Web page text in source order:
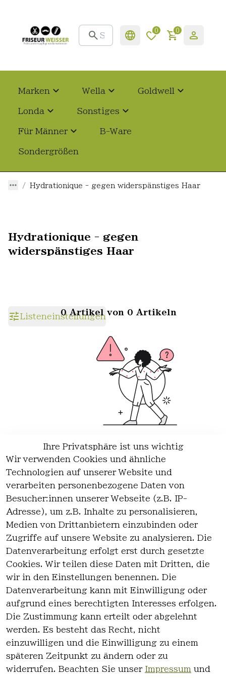
0 0
Marken Wella Goldwell
Londa Sonstiges
Für Männer B-Ware
Sondergrößen
Hydrationique - gegen widerspänstiges Haar
Hydrationique - gegen
widerspänstiges Haar
Listeneinstellungen
0 Artikel von 0 Artikeln
Wir haben keine Artikel mehr in
dieser Kategorie.
Haben Sie nicht gefunden, was Sie
Artikel durchsuchen
Ihre Privatsphäre ist uns wichtig
Wir verwenden Cookies und ähnliche
Technologien auf unserer Website und
verarbeiten personenbezogene Daten von
Besucher:innen unserer Webseite (z.B. IP-
Adresse), um z.B. Inhalte zu personalisieren,
Medien von Drittanbietern einzubinden oder
Zugriffe auf unsere Website zu analysieren. Die
Datenverarbeitung erfolgt erst durch gesetzte
Cookies. Wir teilen diese Daten mit Dritten, die
wir in den Einstellungen benennen. Die
Datenverarbeitung kann mit Einwilligung oder
aufgrund eines berechtigten Interesses erfolgen.
Die Zustimmung kann erteilt oder abgelehnt
werden. Es besteht das Recht, nicht
einzuwilligen und die Einwilligung zu einem
späteren Zeitpunkt zu ändern oder zu
widerrufen. Beachten Sie unser Impressum und
es
AGB
Datenschutz
Widerrufsre
Kontakt
Kontakt
Registrieren